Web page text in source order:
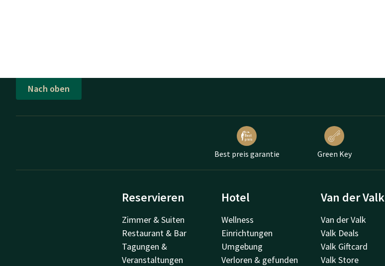
Nach oben
Best preis garantie Green Key
Reservieren
Zimmer & Suiten
Restaurant & Bar
Tagungen &
Veranstaltungen
Hotel
Wellness
Einrichtungen
Umgebung
Verloren & gefunden
Van der Valk
Van der Valk
Valk Deals
Valk Giftcard
Valk Store